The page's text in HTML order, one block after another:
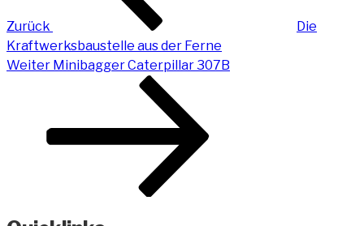
Zurück
Die
Kraftwerksbaustelle aus der Ferne
Nächster
Weiter Minibagger Caterpillar 307B